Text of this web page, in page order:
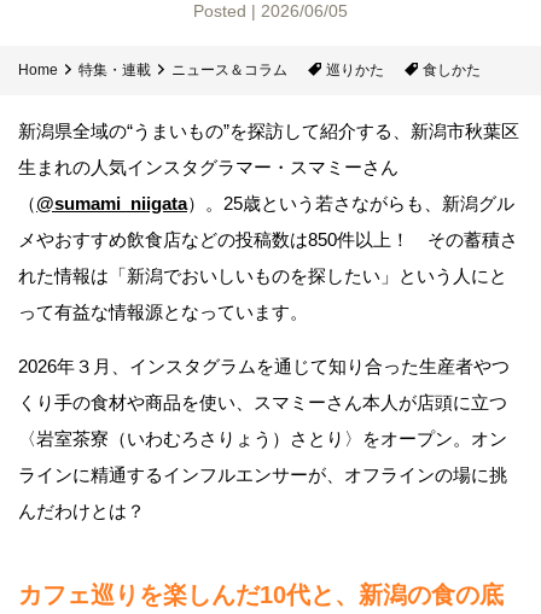
Posted | 2026/06/05
Home 特集・連載 ニュース＆コラム 巡りかた 食しかた
新潟県全域の“うまいもの”を探訪して紹介する、新潟市秋葉区
生まれの人気インスタグラマー・スマミーさん
（@sumami_niigata）。25歳という若さながらも、新潟グル
メやおすすめ飲食店などの投稿数は850件以上！ その蓄積さ
れた情報は「新潟でおいしいものを探したい」という人にと
って有益な情報源となっています。
2026年３月、インスタグラムを通じて知り合った生産者やつ
くり手の食材や商品を使い、スマミーさん本人が店頭に立つ
〈岩室茶寮（いわむろさりょう）さとり〉をオープン。オン
ラインに精通するインフルエンサーが、オフラインの場に挑
んだわけとは？
カフェ巡りを楽しんだ10代と、新潟の食の底